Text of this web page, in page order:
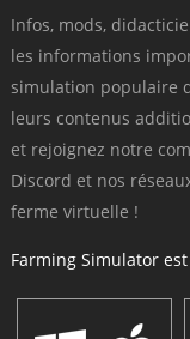
Infos, mods,
les informations
simulation populaire
leurs contenus
et rejoignez notre
Discord et nos
ferme virtuelle !
Farming Simulator